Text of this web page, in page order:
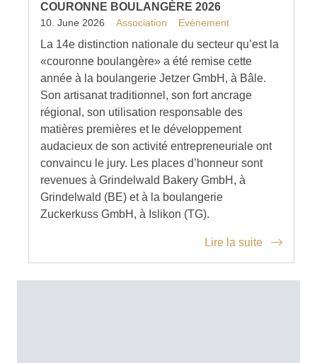
COURONNE BOULANGÈRE 2026
10. June 2026 Association Evénement
La 14e distinction nationale du secteur qu’est la
«couronne boulangère» a été remise cette
année à la boulangerie Jetzer GmbH, à Bâle.
Son artisanat traditionnel, son fort ancrage
régional, son utilisation responsable des
matières premières et le développement
audacieux de son activité entrepreneuriale ont
convaincu le jury. Les places d’honneur sont
revenues à Grindelwald Bakery GmbH, à
Grindelwald (BE) et à la boulangerie
Zuckerkuss GmbH, à Islikon (TG).
Lire la suite